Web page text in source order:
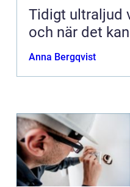
Tidigt ultraljud vad det innebär
och när det
Anna Bergqvist